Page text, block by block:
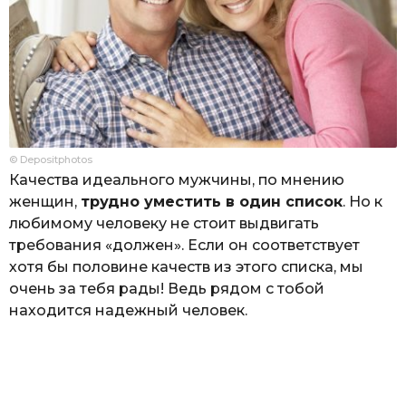
© Depositphotos
Качества идеального мужчины, по мнению
женщин, трудно уместить в один список. Но к
любимому человеку не стоит выдвигать
требования «должен». Если он соответствует
хотя бы половине качеств из этого списка, мы
очень за тебя рады! Ведь рядом с тобой
находится надежный человек.